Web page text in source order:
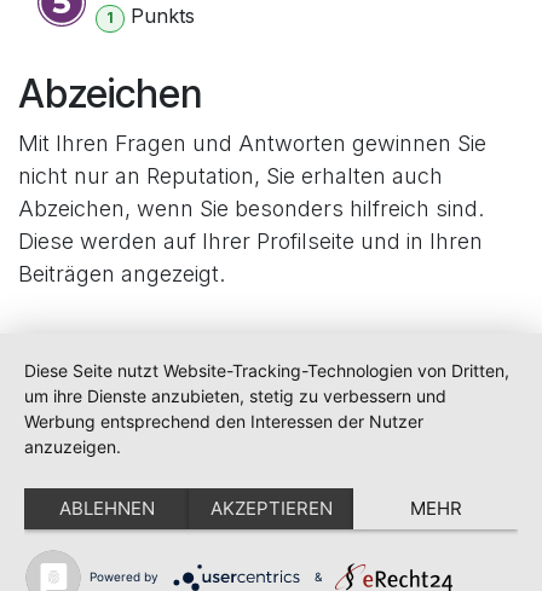
1 Punkts
Abzeichen
Mit Ihren Fragen und Antworten gewinnen Sie
nicht nur an Reputation, Sie erhalten auch
Abzeichen, wenn Sie besonders hilfreich sind.
Diese werden auf Ihrer Profilseite und in Ihren
Beiträgen angezeigt.
Startseite Kontakt Impressum
RESCUE DIGITAL Systems GmbH
Heilbronner Str. 30
Diese Seite nutzt Website-Tracking-Technologien von Dritten,
um ihre Dienste anzubieten, stetig zu verbessern und
Werbung entsprechend den Interessen der Nutzer
anzuzeigen.
ABLEHNEN AKZEPTIEREN MEHR
Powered by &